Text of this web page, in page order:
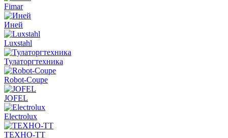
Fimar
Иней
Luxstahl
Тулаторгтехника
Robot-Coupe
JOFEL
Electrolux
ТЕХНО-ТТ